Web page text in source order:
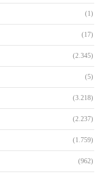
(1)
(17)
(2.345)
(5)
(3.218)
(2.237)
(1.759)
(962)